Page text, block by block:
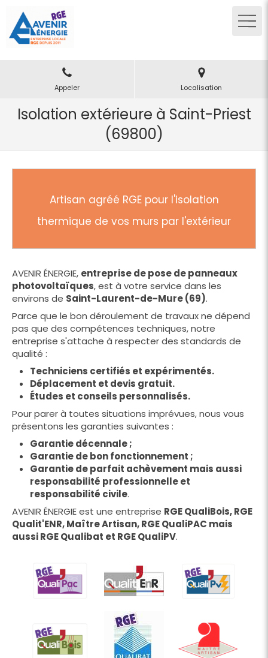
Appeler Localisation
Isolation extérieure à Saint-Priest
(69800)
Artisan agréé RGE pour l'isolation
thermique de vos murs par l'extérieur
AVENIR ÉNERGIE, entreprise de pose de panneaux
photovoltaïques, est à votre service dans les
environs de Saint-Laurent-de-Mure (69).
Parce que le bon déroulement de travaux ne dépend
pas que des compétences techniques, notre
entreprise s'attache à respecter des standards de
qualité :
Techniciens certifiés et expérimentés.
Déplacement et devis gratuit.
Études et conseils personnalisés.
Pour parer à toutes situations imprévues, nous vous
présentons les garanties suivantes :
Garantie décennale ;
Garantie de bon fonctionnement ;
Garantie de parfait achèvement mais aussi
responsabilité professionnelle et
responsabilité civile.
AVENIR ÉNERGIE est une entreprise RGE QualiBois, RGE
Qualit'ENR, Maître Artisan, RGE QualiPAC mais
aussi RGE Qualibat et RGE QualiPV.